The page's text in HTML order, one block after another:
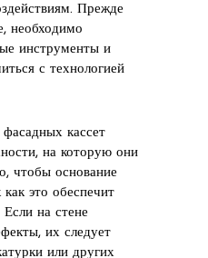
Прежде
необходимо
инструменты и
с технологией
кассет
на которую они
чтобы основание
это обеспечит
Если на стене
их следует
или других